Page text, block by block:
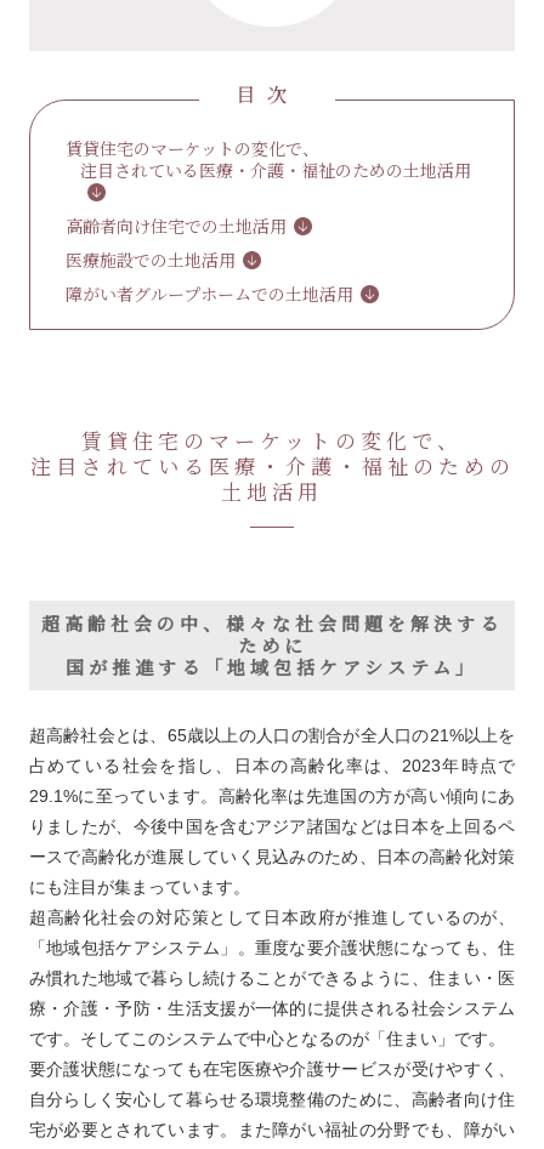
目次
賃貸住宅のマーケットの変化で、
注目されている医療・介護・福祉のための土地活用
高齢者向け住宅での土地活用
医療施設での土地活用
障がい者グループホームでの土地活用
賃貸住宅のマーケットの変化で、
注目されている医療・介護・福祉のための
土地活用
超高齢社会の中、様々な社会問題を解決する
ために
国が推進する「地域包括ケアシステム」
超高齢社会とは、65歳以上の人口の割合が全人口の21%以上を
占めている社会を指し、日本の高齢化率は、2023年時点で
29.1%に至っています。高齢化率は先進国の方が高い傾向にあ
りましたが、今後中国を含むアジア諸国などは日本を上回るペ
ースで高齢化が進展していく見込みのため、日本の高齢化対策
にも注目が集まっています。
超高齢化社会の対応策として日本政府が推進しているのが、
「地域包括ケアシステム」。重度な要介護状態になっても、住
み慣れた地域で暮らし続けることができるように、住まい・医
療・介護・予防・生活支援が一体的に提供される社会システム
です。そしてこのシステムで中心となるのが「住まい」です。
要介護状態になっても在宅医療や介護サービスが受けやすく、
自分らしく安心して暮らせる環境整備のために、高齢者向け住
宅が必要とされています。また障がい福祉の分野でも、障がい